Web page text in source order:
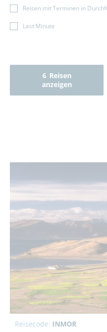
Reisen mit Terminen in
Last Minute
6 Reisen
anzeigen
Reisecode: INMOR